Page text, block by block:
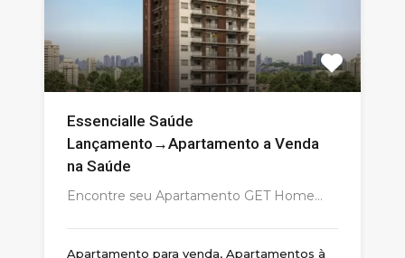
Essencialle Saúde
Lançamento→Apartamento a Venda
na Saúde
Encontre seu Apartamento GET Home…
Apartamento para venda, Apartamentos à